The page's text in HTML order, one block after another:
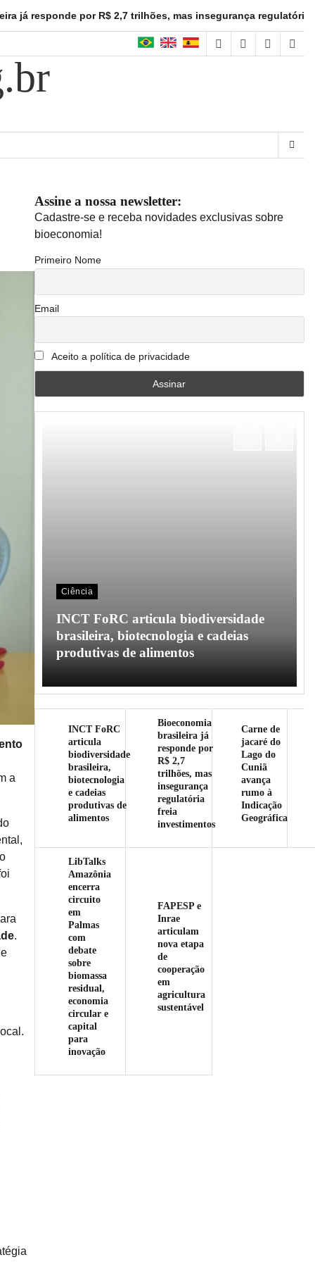
por R$ 2,7 trilhões, mas insegurança regulatória freia
facebookinstagram
linkedin
a
.
Assine a nossa newsletter:
Cadastre-se e receba novidades exclusivas sobre
bioeconomia!
Primeiro Nome
Email
Aceito a política de privacidade
Ciência
INCT FoRC articula biodiversidade
brasileira, biotecnologia e cadeias
produtivas de alimentos
INCT FoRC
articula
biodiversidade
brasileira,
biotecnologia
e cadeias
produtivas de
alimentos
Bioeconomia
brasileira já
responde por
R$ 2,7
trilhões, mas
insegurança
regulatória
freia
investimentos
Carne de
jacaré do
Lago do
Cuniã
avança
rumo à
Indicação
Geográfica
LibTalks
Amazônia
encerra
circuito
em
Palmas
com
debate
sobre
biomassa
residual,
economia
circular e
capital
para
inovação
FAPESP e
Inrae
articulam
nova etapa
de
cooperação
em
agricultura
sustentável